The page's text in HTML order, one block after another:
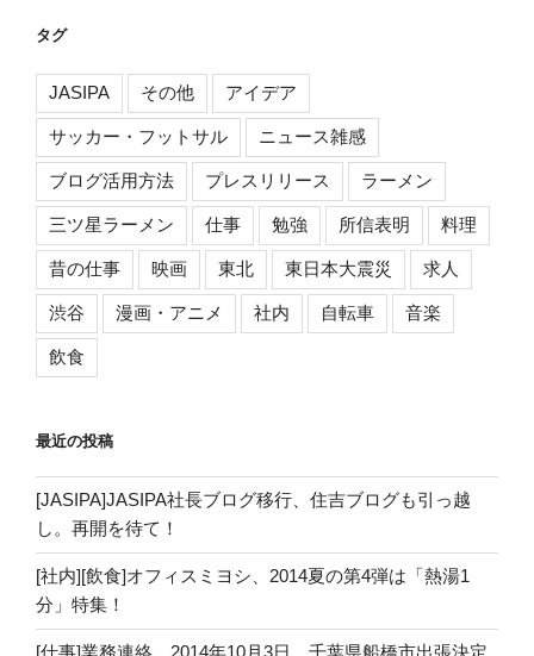
タグ
JASIPA その他 アイデア
サッカー・フットサル ニュース雑感
ブログ活用方法 プレスリリース ラーメン
三ツ星ラーメン 仕事 勉強 所信表明 料理
昔の仕事 映画 東北 東日本大震災 求人
渋谷 漫画・アニメ 社内 自転車 音楽
飲食
最近の投稿
[JASIPA]JASIPA社長ブログ移行、住吉ブログも引っ越
し。再開を待て！
[社内][飲食]オフィスミヨシ、2014夏の第4弾は「熱湯1
分」特集！